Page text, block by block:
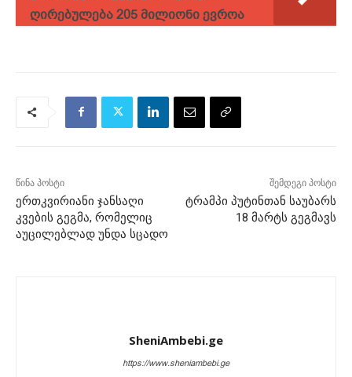
ღირებულება 205 მილიონი ევროა
წინა პოსტი
ერთკვირიანი ჯანსაღი
კვების გეგმა, რომელიც
აუცილებლად უნდა სცადო
შემდეგი პოსტი
ტრამპი პუტინთან საუბარს
18 მარტს გეგმავს
SheniAmbebi.ge
https://www.sheniambebi.ge